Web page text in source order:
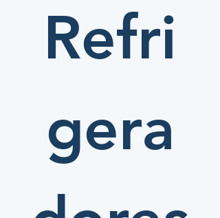
Refri
gera